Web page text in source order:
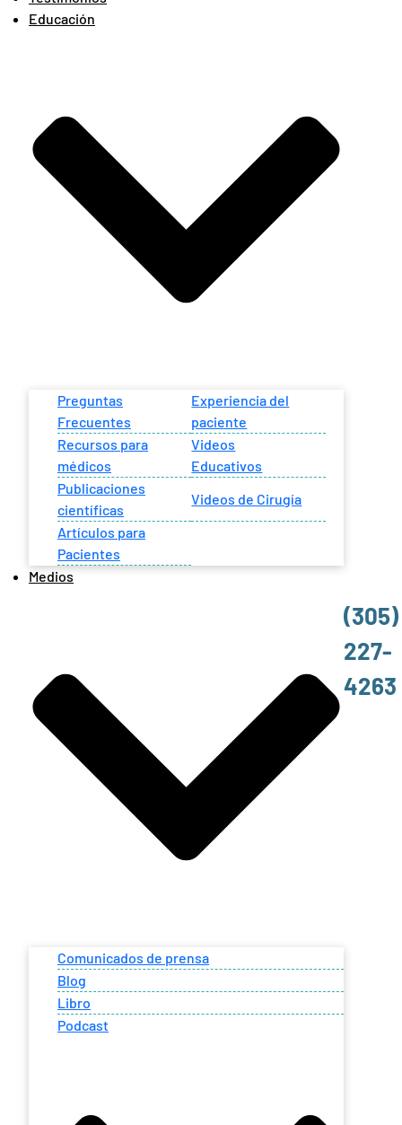
Educación
Preguntas
Frecuentes
Experiencia del
paciente
Recursos para
médicos
Videos
Educativos
Publicaciones
científicas
Videos de Cirugía
Artículos para
Pacientes
Medios
Comunicados de prensa
Blog
Libro
Podcast
(305)
227-
4263